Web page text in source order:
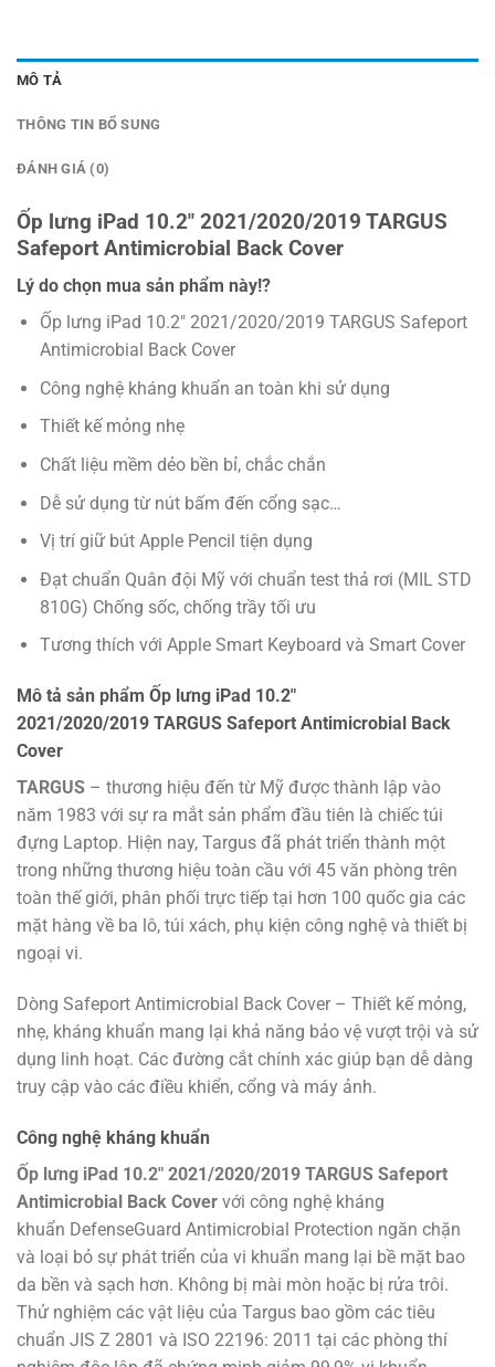
MÔ TẢ
THÔNG TIN BỔ SUNG
ĐÁNH GIÁ (0)
Ốp lưng iPad 10.2″ 2021/2020/2019 TARGUS
Safeport Antimicrobial Back Cover
Lý do chọn mua sản phẩm này!?
Ốp lưng iPad 10.2″ 2021/2020/2019 TARGUS Safeport
Antimicrobial Back Cover
Công nghệ kháng khuẩn an toàn khi sử dụng
Thiết kế mỏng nhẹ
Chất liệu mềm dẻo bền bỉ, chắc chắn
Dễ sử dụng từ nút bấm đến cổng sạc…
Vị trí giữ bút Apple Pencil tiện dụng
Đạt chuẩn Quân đội Mỹ với chuẩn test thả rơi (MIL STD
810G) Chống sốc, chống trầy tối ưu
Tương thích với Apple Smart Keyboard và Smart Cover
Mô tả sản phẩm Ốp lưng iPad 10.2″
2021/2020/2019 TARGUS Safeport Antimicrobial Back
Cover
TARGUS – thương hiệu đến từ Mỹ được thành lập vào
năm 1983 với sự ra mắt sản phẩm đầu tiên là chiếc túi
đựng Laptop. Hiện nay, Targus đã phát triển thành một
trong những thương hiệu toàn cầu với 45 văn phòng trên
toàn thế giới, phân phối trực tiếp tại hơn 100 quốc gia các
mặt hàng về ba lô, túi xách, phụ kiện công nghệ và thiết bị
ngoại vi.
Dòng Safeport Antimicrobial Back Cover – Thiết kế mỏng,
nhẹ, kháng khuẩn mang lại khả năng bảo vệ vượt trội và sử
dụng linh hoạt. Các đường cắt chính xác giúp bạn dễ dàng
truy cập vào các điều khiển, cổng và máy ảnh.
Công nghệ kháng khuẩn
Ốp lưng iPad 10.2″ 2021/2020/2019 TARGUS Safeport
Antimicrobial Back Cover với công nghệ kháng
khuẩn DefenseGuard Antimicrobial Protection ngăn chặn
và loại bỏ sự phát triển của vi khuẩn mang lại bề mặt bao
da bền và sạch hơn. Không bị mài mòn hoặc bị rửa trôi.
Thử nghiệm các vật liệu của Targus bao gồm các tiêu
chuẩn JIS Z 2801 và ISO 22196: 2011 tại các phòng thí